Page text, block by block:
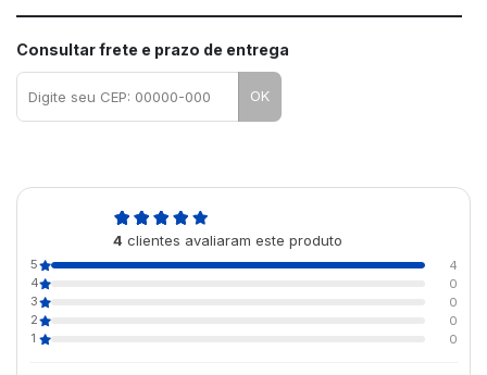
Consultar frete e prazo de entrega
OK
4 clientes avaliaram este produto
5
4
4
0
3
0
2
0
1
0